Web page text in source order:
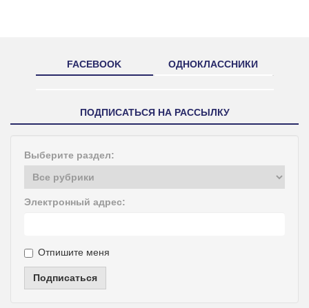
FACEBOOK ОДНОКЛАССНИКИ
ПОДПИСАТЬСЯ НА РАССЫЛКУ
Выберите раздел:
Электронный адрес:
Отпишите меня
Подписаться